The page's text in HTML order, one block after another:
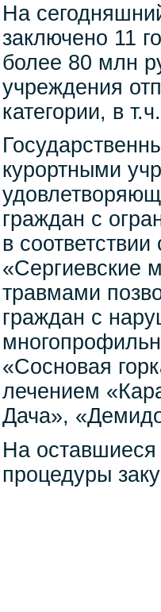
На
заключено 11
более 80 млн
учреждения
категории, в
курортными
граждан с
в
«Сергиевские
травмами
граждан с
«Сосновая
лечением
Дача»,
На оставшиеся
процедуры